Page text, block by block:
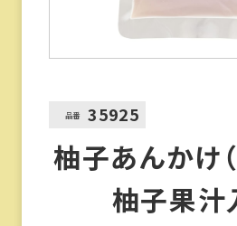
品番 35925
柚子あんかけ
柚子果汁